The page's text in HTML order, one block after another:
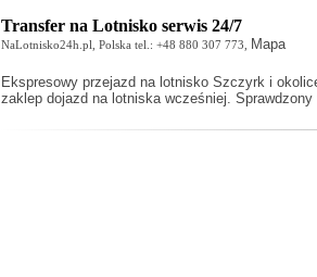
Transfer na Lotnisko serwis 24/7
NaLotnisko24h.pl, Polska tel.: +48 880 307 773, Mapa
Ekspresowy przejazd na lotnisko Szczyrk i
zaklep dojazd na lotniska wcześniej.